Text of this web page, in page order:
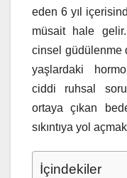
eden 6 yıl
müsait hale
cinsel güdülenme
yaşlardaki
ciddi ruhsal
ortaya çıkan
sıkıntıya yol
İçindekiler